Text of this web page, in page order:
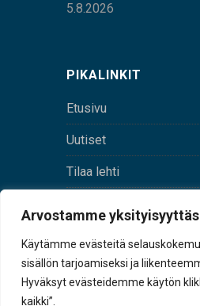
Arvostamme
Käytämme evästeitä
sisällön tarjoamiseksi ja
Hyväksyt evästeidemme käytön
kaikki”.
5.8.2026
PIKALINKIT
Etusivu
Uutiset
Tilaa lehti